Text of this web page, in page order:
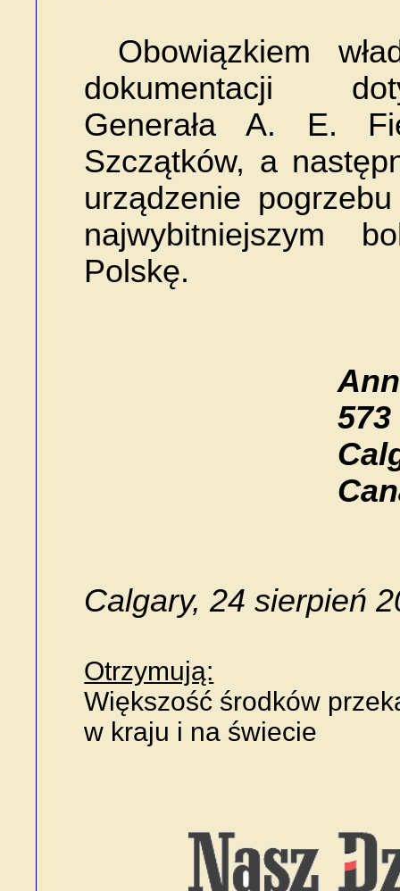
Obowiązkiem
dokumentacji
Generała A. E.
Szczątków, a
urządzenie
najwybitniejszym
Polskę.
Calgary, 24 sierpień
Otrzymują:
Większość środków
w kraju i na świecie